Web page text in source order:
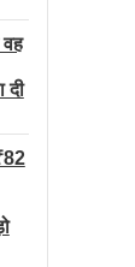
दी